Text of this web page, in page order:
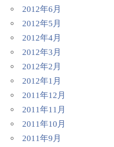
2012年6月
2012年5月
2012年4月
2012年3月
2012年2月
2012年1月
2011年12月
2011年11月
2011年10月
2011年9月